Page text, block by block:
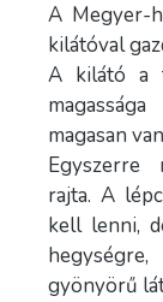
A Megyer-
kilátóval
A kilátó a
magasan
Egyszerre
rajta. A
kell lenni,
gyönyörű